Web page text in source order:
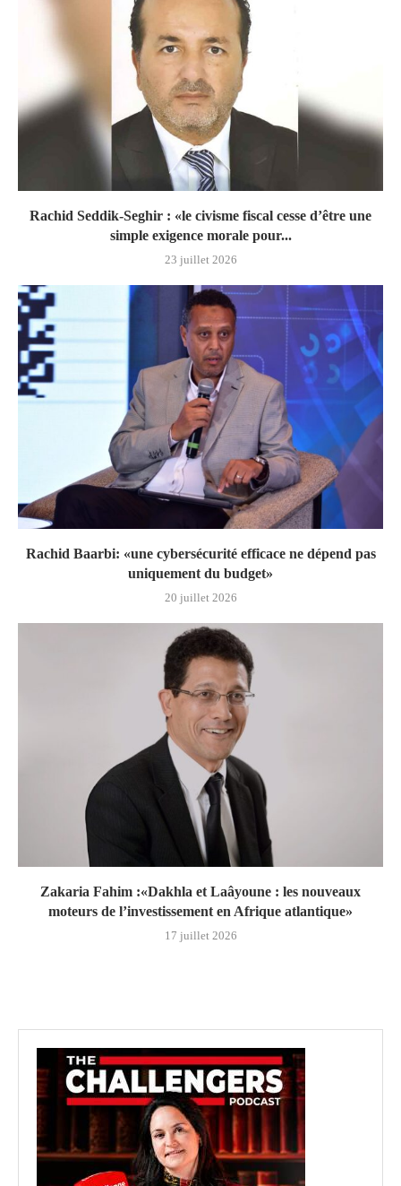
Rachid Seddik-Seghir : «le civisme fiscal cesse d’être une
simple exigence morale pour...
23 juillet 2026
Rachid Baarbi: «une cybersécurité efficace ne dépend pas
uniquement du budget»
20 juillet 2026
Zakaria Fahim :«Dakhla et Laâyoune : les nouveaux
moteurs de l’investissement en Afrique atlantique»
17 juillet 2026